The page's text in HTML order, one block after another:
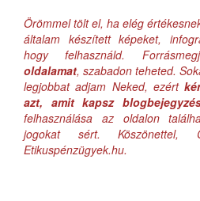
Örömmel tölt el, ha elég
általam készített képeket,
hogy felhasználd.
oldalamat, szabadon teheted.
legjobbat adjam Neked, ezért
azt, amit kapsz
felhasználása az oldalon
jogokat sért. Köszönettel,
Etikuspénzügyek.hu.